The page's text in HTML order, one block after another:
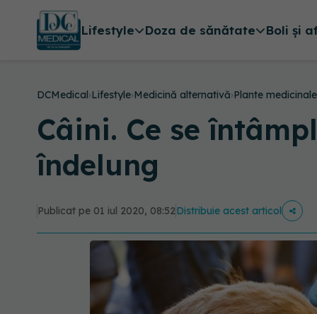
Lifestyle Doza de sănătate Boli și
DCMedical›Lifestyle›Medicină alternativă›Plante medicinale
Câini. Ce se
îndelung
Publicat pe 01 iul 2020, 08:52Distribuie acest articol